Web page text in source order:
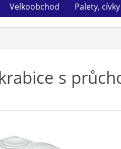
Velkoobchod Palety, cívky
s